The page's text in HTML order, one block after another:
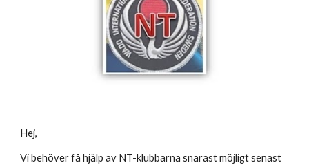
Hej,
Vi behöver få hjälp av NT-klubbarna snarast möjligt senast